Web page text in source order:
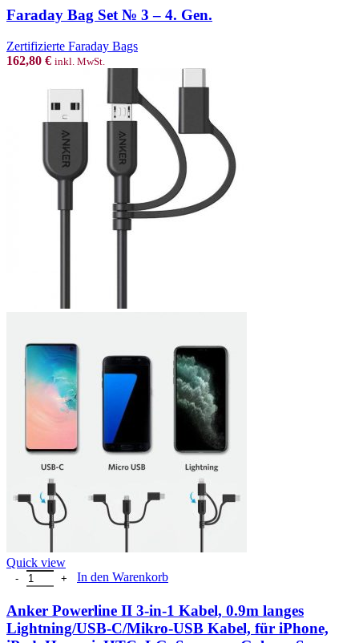
page
Faraday Bag Set № 3 – 4. Gen.
Zertifizierte Faraday Bags
162,80 € inkl. MwSt.
Quick view
Anker Powerline II 3-in-1 Kabel, 0.9m langes Lightning/USB-C/
In den Warenkorb
Anker Powerline II 3-in-1 Kabel, 0.9m langes
Lightning/USB-C/Mikro-USB Kabel, für iPhone,